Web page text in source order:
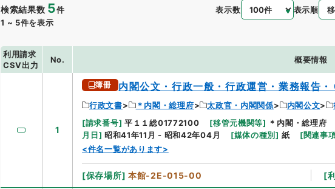
検索結果数 5件
1 ~ 5件を表示
表示数 表示順
利用請求
CSV出力
No. 概要情報
1
簿冊 内閣公文・行政一般・行政運営・業務報告・
行政文書 ＊内閣・総理府 太政官・内閣関係 内閣公文
[請求番号] 平１１総01772100 [移管元機関等] ＊内閣・総理府
月日] 昭和41年11月 - 昭和42年04月 [媒体の種別] 紙 [関連事
<件名一覧があります>
[保存場所] 本館-2E-015-00 [